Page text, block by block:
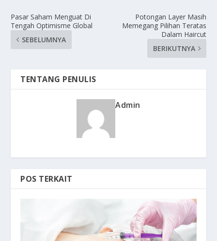
Pasar Saham Menguat Di
Tengah Optimisme Global
SEBELUMNYA
Potongan Layer Masih
Memegang Pilihan Teratas
Dalam Haircut
BERIKUTNYA
TENTANG PENULIS
Admin
POS TERKAIT